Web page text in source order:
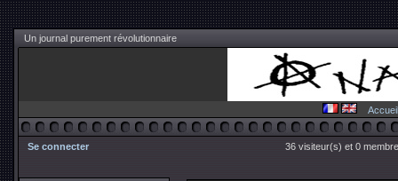
Un journal purement révolutionnaire
Accueil
Se connecter 36 visiteur(s) et 0